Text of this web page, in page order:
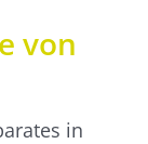
von
in